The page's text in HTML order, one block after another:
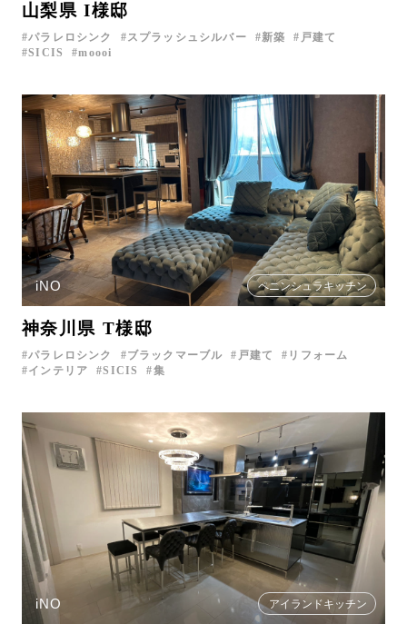
山梨県 I様邸
パラレロシンク スプラッシュシルバー 新築
戸建て
SICIS
moooi
iNO ペニンシュラキッチン
神奈川県 T様邸
パラレロシンク ブラックマーブル 戸建て
リフォーム
インテリア
SICIS 集
iNO アイランドキッチン